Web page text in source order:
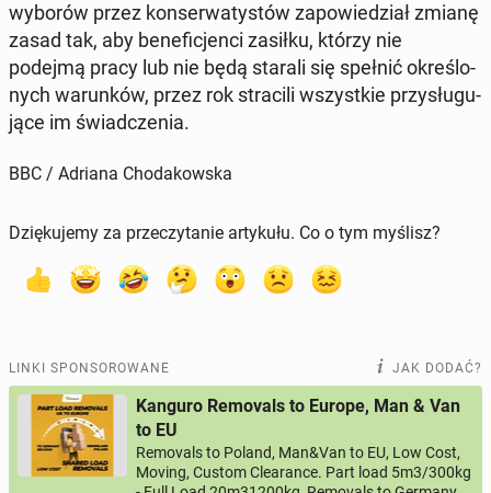
wyborów przez kon­ser­wa­ty­stów za­po­wie­dział zmianę
zasad tak, aby be­ne­fi­cjen­ci zasiłku, którzy nie
podejmą pracy lub nie będą starali się spełnić okre­ślo­
nych wa­run­ków, przez rok stra­ci­li wszyst­kie przy­słu­gu­
ją­ce im świad­cze­nia.
BBC / Adriana Chodakowska
Dziękujemy za przeczytanie artykułu. Co o tym myślisz?
LINKI SPONSOROWANE JAK DODAĆ?
Kanguro Removals to Europe, Man & Van
to EU
Removals to Poland, Man&Van to EU, Low Cost,
Moving, Custom Clearance. Part load 5m3/300kg